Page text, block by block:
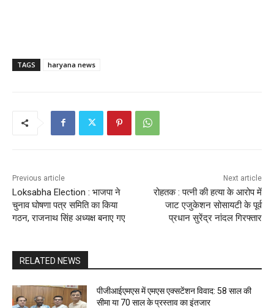
TAGS haryana news
Previous article
Loksabha Election : भाजपा ने
चुनाव घोषणा पत्र समिति का किया
गठन, राजनाथ सिंह अध्यक्ष बनाए गए
Next article
रोहतक : पत्नी की हत्या के आरोप में
जाट एजुकेशन सोसायटी के पूर्व
प्रधान सुरेंद्र नांदल गिरफ्तार
RELATED NEWS
पीजीआईएमएस में एमएस एक्सटेंशन विवाद: 58 साल की
सीमा या 70 साल के प्रस्ताव का इंतजार